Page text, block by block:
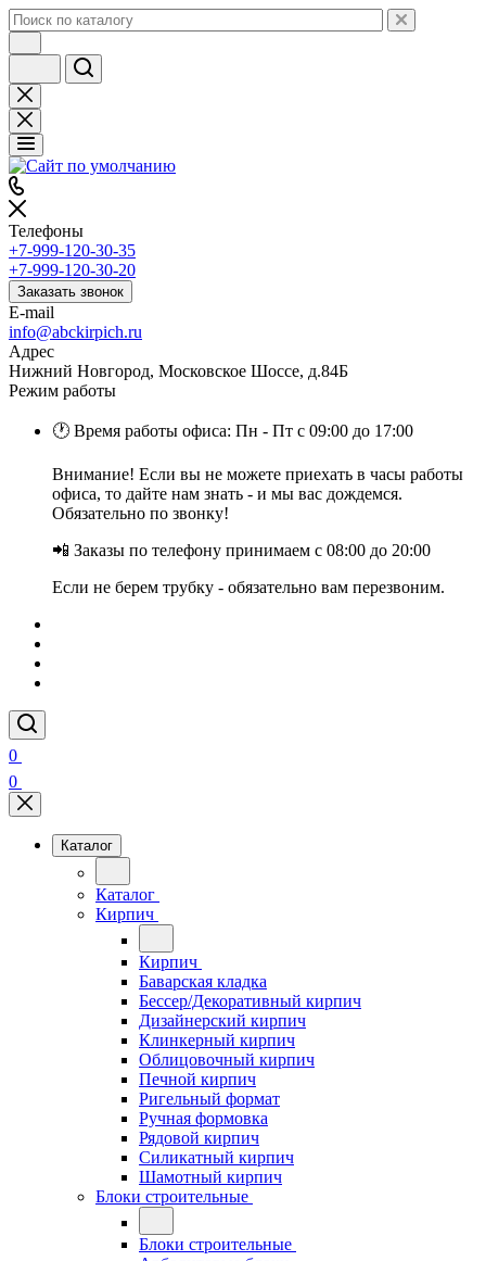
Телефоны
+7-999-120-30-35
+7-999-120-30-20
Заказать звонок
E-mail
info@abckirpich.ru
Адрес
Нижний Новгород, Московское Шоссе, д.84Б
Режим работы
🕐 Время работы офиса: Пн - Пт с 09:00 до 17:00
Внимание! Если вы не можете приехать в часы работы
офиса, то дайте нам знать - и мы вас дождемся.
Обязательно по звонку!
📲 Заказы по телефону принимаем с 08:00 до 20:00
Если не берем трубку - обязательно вам перезвоним.
0
0
Каталог
Каталог
Кирпич
Кирпич
Баварская кладка
Бессер/Декоративный кирпич
Дизайнерский кирпич
Клинкерный кирпич
Облицовочный кирпич
Печной кирпич
Ригельный формат
Ручная формовка
Рядовой кирпич
Силикатный кирпич
Шамотный кирпич
Блоки строительные
Блоки строительные